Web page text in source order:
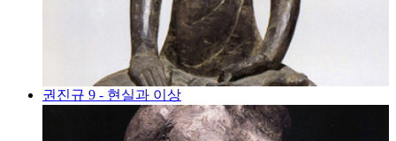
권진규 9 - 현실과 이상